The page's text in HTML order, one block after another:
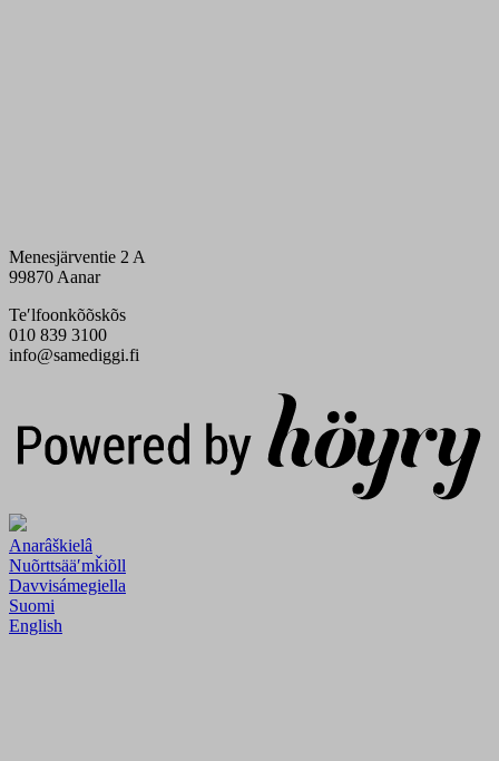
Menesjärventie 2 A
99870 Aanar
Teʹlfoonkõõskõs
010 839 3100
info@samediggi.fi
Anarâškielâ
Nuõrttsääʹmǩiõll
Davvisámegiella
Suomi
English